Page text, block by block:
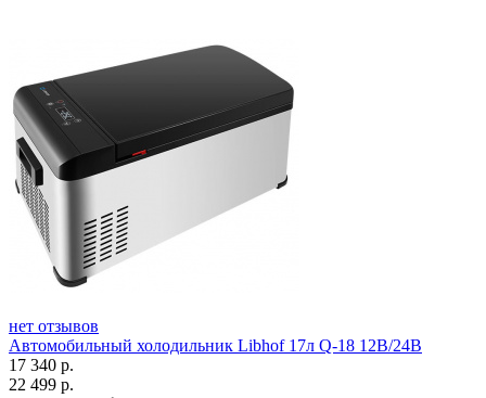
нет отзывов
Автомобильный холодильник Libhof 17л Q-18 12В/24В
17 340 р.
22 499 р.